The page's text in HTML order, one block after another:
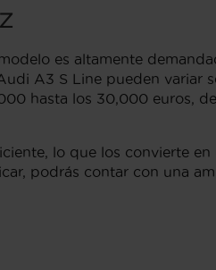
es altamente
A3 S Line pueden variar
hasta los 30,000 euros,
lo que los convierte en
podrás contar con una